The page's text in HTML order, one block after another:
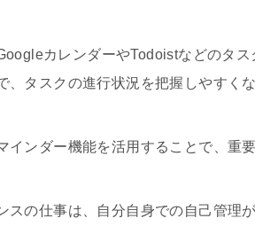
カレンダーやTodoistなどのタ
、タスクの進行状況を把握しやすくな
インダー機能を活用することで、重
スの仕事は、自分自身での自己管理